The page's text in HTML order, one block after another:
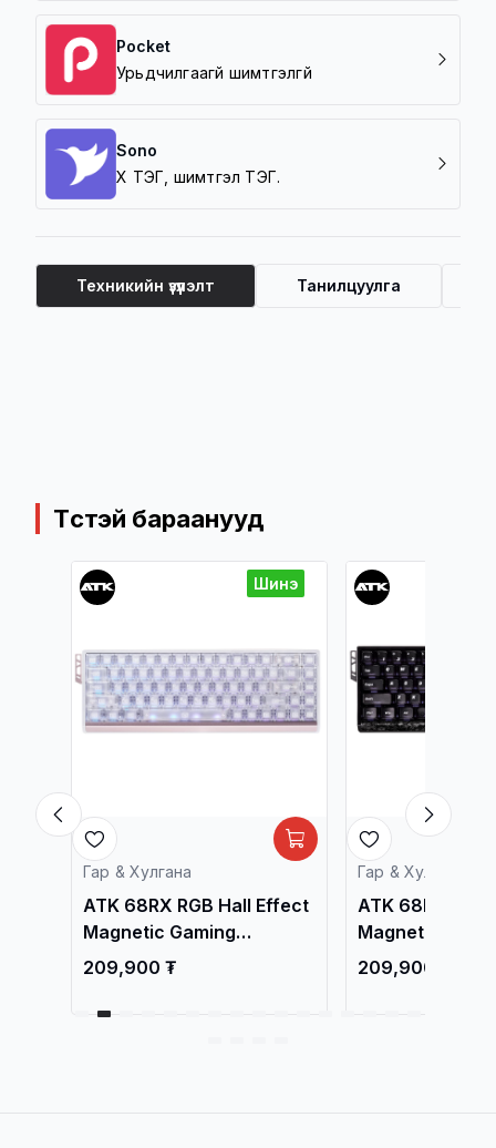
Pocket
Урьдчилгаагүй шимтгэлгүй
Sono
Хүү ТЭГ, шимтгэл ТЭГ.
Техникийн үзүүлэлт Танилцуулга
Төстэй бараанууд
Шинэ
Гар & Хулгана
ATK 68RX RGB Hall Effect
Magnetic Gaming
Keyboard White
209,900 ₮
Гар & Хулгана
ATK 68RX
Magnetic
Keyboard Black
209,900 ₮